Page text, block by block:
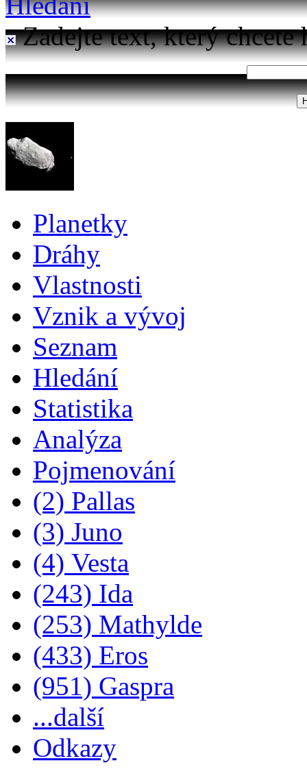
Zadejte text, který chcete
Planetky
Dráhy
Vlastnosti
Vznik a vývoj
Seznam
Hledání
Statistika
Analýza
Pojmenování
(2) Pallas
(3) Juno
(4) Vesta
(243) Ida
(253) Mathylde
(433) Eros
(951) Gaspra
...další
Odkazy